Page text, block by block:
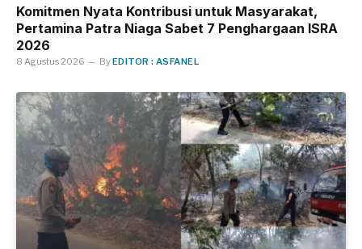
Komitmen Nyata Kontribusi untuk Masyarakat,
Pertamina Patra Niaga Sabet 7 Penghargaan ISRA
2026
8 Agustus 2026 ByEDITOR : ASFANEL